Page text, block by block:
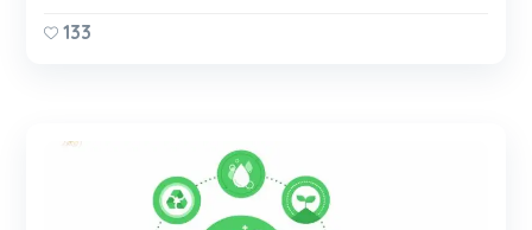
133